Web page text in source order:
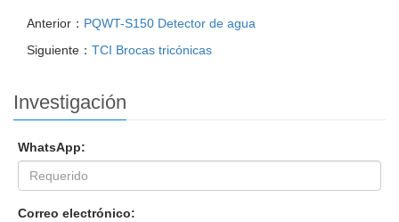
Anterior： PQWT-S150 Detector de agua
Siguiente： TCI Brocas tricónicas
Investigación
WhatsApp:
Correo electrónico: